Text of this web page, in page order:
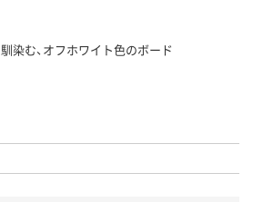
染む、オフホワイト色のボード